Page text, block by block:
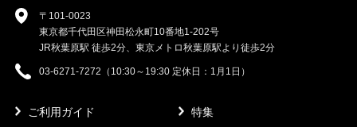
〒101-0023
東京都千代田区神田松永町10番地1-202号
JR秋葉原駅 徒歩2分、東京メトロ秋葉原駅より徒歩2分
03-6271-7272（10:30～19:30 定休日：1月1日）
ご利用ガイド
特集